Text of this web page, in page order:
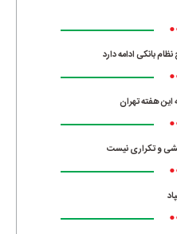
بانکی ادامه دارد
هفته تهران
و تکراری نیست